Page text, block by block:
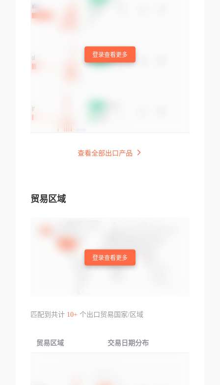
登录查看更多
查看全部出口产品
贸易区域
登录查看更多
匹配到共计 10+个出口贸易国家/区域
贸易区域 交易日期分布